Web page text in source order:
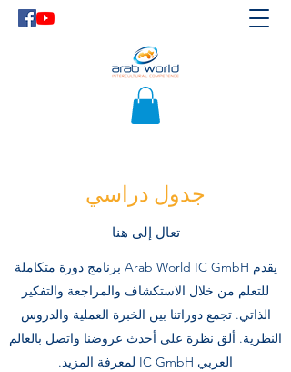
جدول دراسي
تعال إلى هنا
يقدم Arab World IC GmbH برنامج دورة متكاملة
للتعلم من خلال الاستكشاف والمراجعة والتفكير
الذاتي. تجمع دوراتنا بين الخبرة العملية والدروس
النظرية. ألق نظرة على أحدث عروضنا واتصل بالعالم
العربي IC GmbH لمعرفة المزيد.